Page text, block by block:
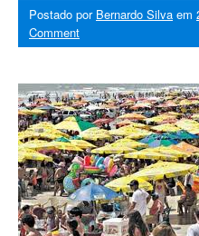
Postado por Bernardo Silva em
Comment